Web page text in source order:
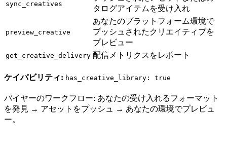
sync_creatives
タログアイテムを受け入れ
preview_creative
あなたのプラットフォーム環境で
プッシュされたクリエイティブを
プレビュー
get_creative_delivery 配信メトリクスをレポート
ケイパビリティ: has_creative_library: true
バイヤーのワークフロー: あなたの受け入れるフォーマット
を発見 → アセットをプッシュ → あなたの環境でプレビュ
ー。